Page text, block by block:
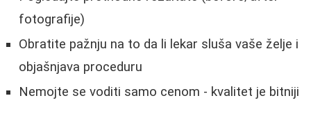
fotografije)
Obratite pažnju na to da li lekar sluša vaše želje i
objašnjava proceduru
Nemojte se voditi samo cenom - kvalitet je bitniji